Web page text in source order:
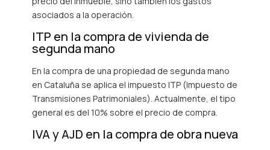
asociados a la operación.
ITP en la compra de vivienda de
segunda mano
En la compra de una propiedad de segunda mano
en Cataluña se aplica el impuesto ITP (Impuesto de
Transmisiones Patrimoniales). Actualmente, el tipo
general es del 10% sobre el precio de compra.
IVA y AJD en la compra de obra nueva